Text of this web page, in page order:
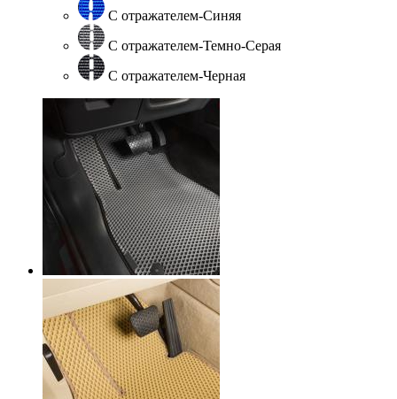
С отражателем-Синяя
С отражателем-Темно-Серая
С отражателем-Черная